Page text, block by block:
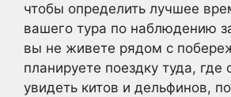
чтобы определить лучшее
вашего тура по наблюдению
вы не живете рядом с
планируете поездку туда,
увидеть китов и дельфинов,